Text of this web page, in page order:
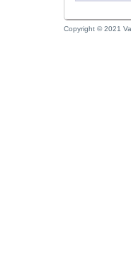
Copyright © 2021